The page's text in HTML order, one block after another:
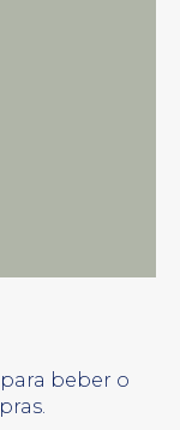
beber o